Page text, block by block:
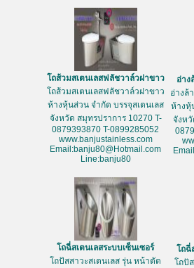
โถส้วมสเตนเลสฟลัชวาล์วฝาขาว
โถส้วมสเตนเลสฟลัชวาล์วฝาขาว
ห้างหุ้นส่วน จำกัด บรรจุสเตนเลส
จังหวัด สมุทรปราการ 10270 T-
0879393870 T-0899285052
www.banjustainless.com
Email:banju80@Hotmail.com
Line:banju80
อ่าง
อ่างล้
ห้างหุ้
จังห
โถฉี่สเตนเลสระบบเซ็นเซอร์
โถปัสสาวะสเตนเลส รุ่น หน้าตัด
โถฉี่
โถปั